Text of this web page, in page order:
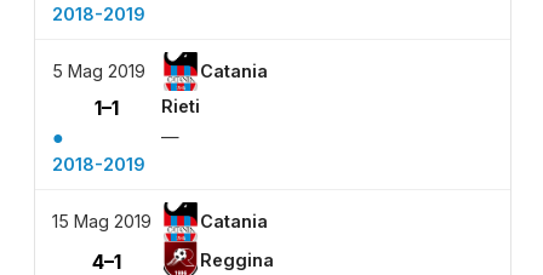
2018-2019
5 Mag 2019 Catania
1–1 Rieti
●
—
2018-2019
15 Mag 2019 Catania
4–1 Reggina